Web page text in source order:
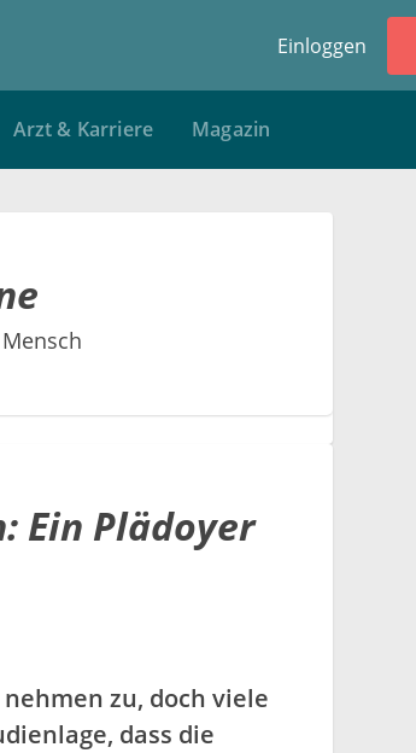
Einloggen
Arzt & Karriere Magazin
Ein Plädoyer
zu, doch viele
dass die